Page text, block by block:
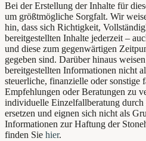
Bei der Erstellung der Inhalte für
um größtmögliche Sorgfalt. Wir
hin, dass sich Richtigkeit,
bereitgestellten Inhalte jederzeit –
und diese zum gegenwärtigen
gegeben sind. Darüber hinaus
bereitgestellten Informationen nicht
steuerliche, finanzielle oder sonstige
Empfehlungen oder Beratungen zu
individuelle Einzelfallberatung
ersetzen und eignen sich nicht als
Informationen zur Haftung der
finden Sie hier.